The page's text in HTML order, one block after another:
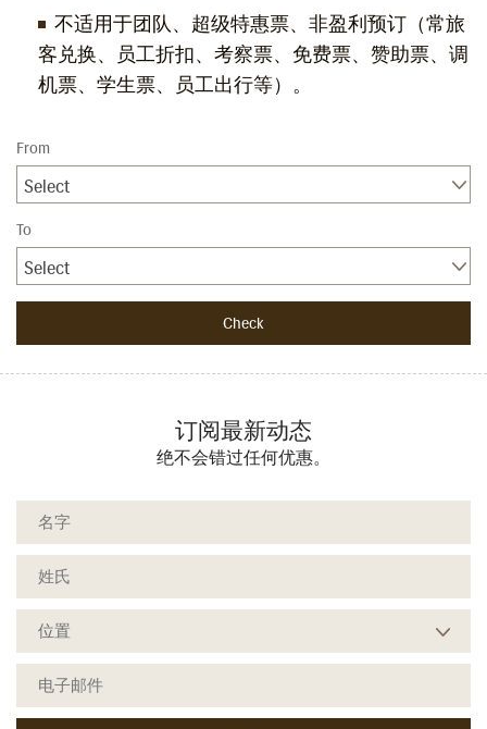
不适用于团队、超级特惠票、非盈利预订（常旅
客兑换、员工折扣、考察票、免费票、赞助票、调
机票、学生票、员工出行等）。
From
Select
To
Select
订阅最新动态
绝不会错过任何优惠。